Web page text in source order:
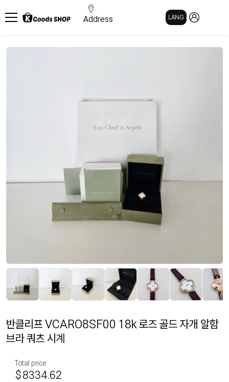
Address LANG
반클리프 VCARO8SF00 18k 로즈 골드 자개 알함
브라 쿼츠 시계
Total price
$8334.62